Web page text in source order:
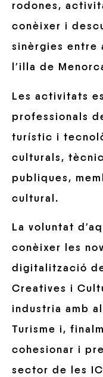
rodones,
conèixer i
sinèrgies entre
l’illa de
Les activitats
professionals
turístic i
culturals,
publiques,
cultural.
La voluntat
conèixer les
digitalització
Creatives i
industria amb
Turisme i,
cohesionar i
sector de les